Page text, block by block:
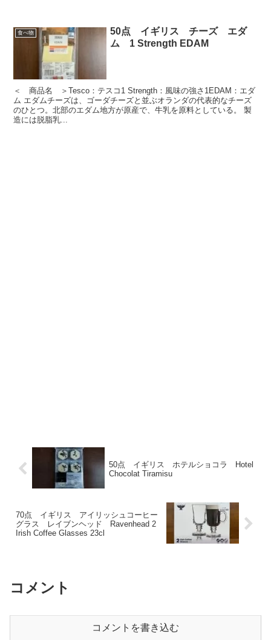
食べ物
50点 イギリス チーズ エダ
ム 1 Strength EDAM
＜ 商品名 ＞Tesco：テスコ1 Strength：風味の強さ1EDAM：エダ
ム エダムチーズは、ゴーダチーズと並ぶオランダの代表的なチーズ
のひとつ。北部のエダム地方が原産で、牛乳を原料としている。 製
造には脱脂乳...
50点 イギリス ホテルショコラ Hotel
Chocolat Tiramisu
70点 イギリス アイリッシュコーヒー
グラス レイブンヘッド Ravenhead 2
Irish Coffee Glasses 23cl
コメント
コメントを書き込む